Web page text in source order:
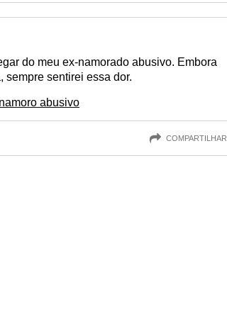
do meu ex-namorado abusivo. Embora
sempre sentirei essa dor.
abusivo
COMPARTILHAR